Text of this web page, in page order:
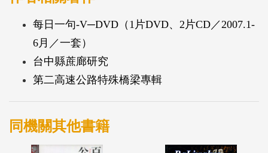
每日一句-V─DVD（1片DVD、2片CD／2007.1-
6月／一套）
台中縣蔗廊研究
第二高速公路特殊橋梁專輯
同機關其他書籍